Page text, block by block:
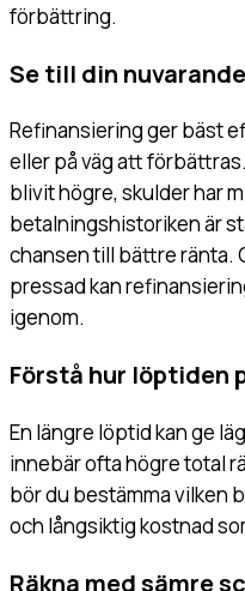
förbättring.
Se till din
Refinansiering ger bäst
eller på väg att
blivit högre, skulder har
betalningshistoriken är
chansen till bättre ränta.
pressad kan
igenom.
Förstå hur löptiden
En längre löptid kan ge
innebär ofta högre total
bör du bestämma vilken
och långsiktig kostnad
Räkna med sämre